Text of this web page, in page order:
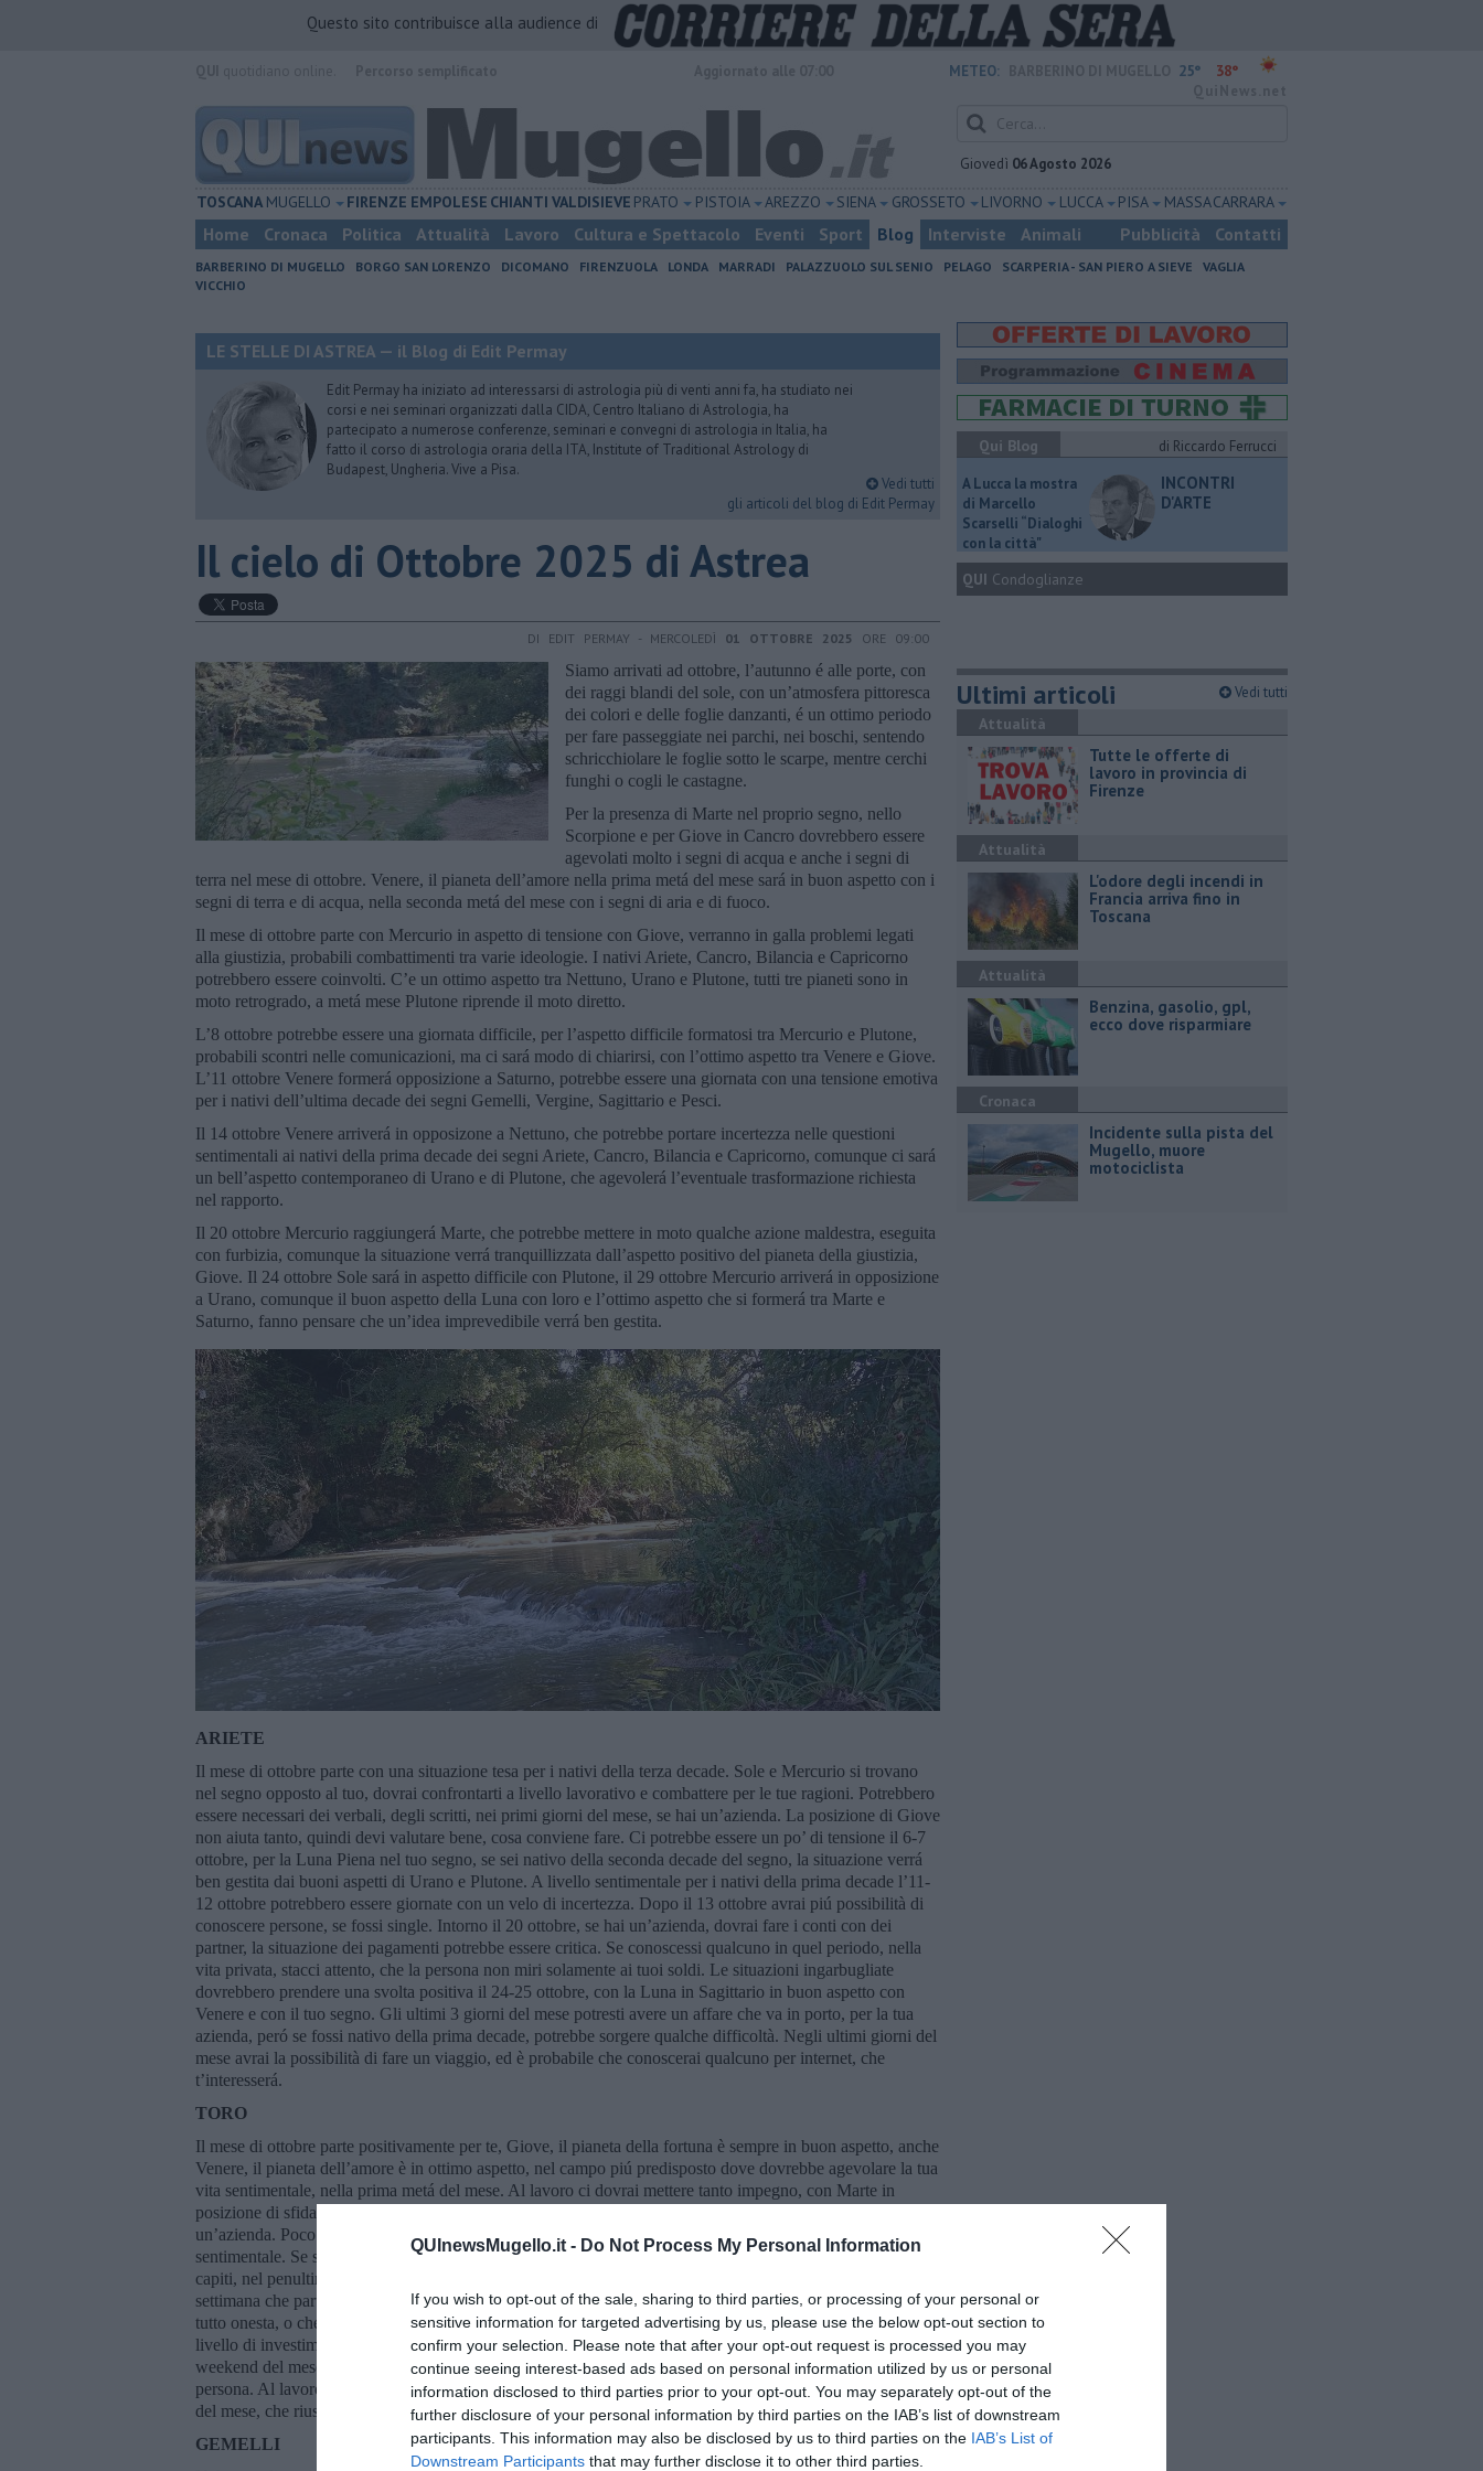
QUInewsMugello.it - Do Not Process My Personal Information
If you wish to opt-out of the sale, sharing to third parties, or processing of your personal or
sensitive information for targeted advertising by us, please use the below opt-out section to
confirm your selection. Please note that after your opt-out request is processed you may
continue seeing interest-based ads based on personal information utilized by us or personal
information disclosed to third parties prior to your opt-out. You may separately opt-out of the
further disclosure of your personal information by third parties on the IAB’s list of downstream
participants. This information may also be disclosed by us to third parties on the IAB’s List of
Downstream Participants that may further disclose it to other third parties.
Questo sito contribuisce alla audience di
METEO: 25° 38°
Giovedì 06 Agosto 2026
TOSCANA MUGELLO FIRENZE EMPOLESE CHIANTI VALDISIEVE PRATO PISTOIA AREZZO SIENA GROSSETO LIVORNO LUCCA PISA MASSA CARRARA
Home Cronaca Politica Attualità Lavoro Cultura e Spettacolo Eventi Sport Blog Interviste Animali Pubblicità Contatti
BARBERINO DI MUGELLO BORGO SAN LORENZO DICOMANO FIRENZUOLA LONDA MARRADI PALAZZUOLO SUL SENIO PELAGO SCARPERIA - SAN PIERO A SIEVE
VAGLIA
VICCHIO
LE STELLE DI ASTREA — il Blog di Edit Permay
Edit Permay ha iniziato ad interessarsi di astrologia più di venti anni fa, ha studiato nei
corsi e nei seminari organizzati dalla CIDA, Centro Italiano di Astrologia, ha
partecipato a numerose conferenze, seminari e convegni di astrologia in Italia, ha
fatto il corso di astrologia oraria della ITA, Institute of Traditional Astrology di
Budapest, Ungheria. Vive a Pisa.
Vedi tutti
gli articoli del blog di Edit Permay
​Il cielo di Ottobre 2025 di Astrea
DI EDIT PERMAY - MERCOLEDÌ 01 OTTOBRE 2025 ORE 09:00
Siamo arrivati ad ottobre, l’autunno é alle porte, con
dei raggi blandi del sole, con un’atmosfera pittoresca
dei colori e delle foglie danzanti, é un ottimo periodo
per fare passeggiate nei parchi, nei boschi, sentendo
schricchiolare le foglie sotto le scarpe, mentre cerchi
funghi o cogli le castagne.
Per la presenza di Marte nel proprio segno, nello
Scorpione e per Giove in Cancro dovrebbero essere
agevolati molto i segni di acqua e anche i segni di
terra nel mese di ottobre. Venere, il pianeta dell’amore nella prima metá del mese sará in buon aspetto con i
segni di terra e di acqua, nella seconda metá del mese con i segni di aria e di fuoco.
Il mese di ottobre parte con Mercurio in aspetto di tensione con Giove, verranno in galla problemi legati
alla giustizia, probabili combattimenti tra varie ideologie. I nativi Ariete, Cancro, Bilancia e Capricorno
potrebbero essere coinvolti. C’e un ottimo aspetto tra Nettuno, Urano e Plutone, tutti tre pianeti sono in
moto retrogrado, a metá mese Plutone riprende il moto diretto.
L’8 ottobre potrebbe essere una giornata difficile, per l’aspetto difficile formatosi tra Mercurio e Plutone,
probabili scontri nelle comunicazioni, ma ci sará modo di chiarirsi, con l’ottimo aspetto tra Venere e Giove.
L’11 ottobre Venere formerá opposizione a Saturno, potrebbe essere una giornata con una tensione emotiva
per i nativi dell’ultima decade dei segni Gemelli, Vergine, Sagittario e Pesci.
Il 14 ottobre Venere arriverá in opposizone a Nettuno, che potrebbe portare incertezza nelle questioni
sentimentali ai nativi della prima decade dei segni Ariete, Cancro, Bilancia e Capricorno, comunque ci sará
un bell’aspetto contemporaneo di Urano e di Plutone, che agevolerá l’eventuale trasformazione richiesta
nel rapporto.
Il 20 ottobre Mercurio raggiungerá Marte, che potrebbe mettere in moto qualche azione maldestra, eseguita
con furbizia, comunque la situazione verrá tranquillizzata dall’aspetto positivo del pianeta della giustizia,
Giove. Il 24 ottobre Sole sará in aspetto difficile con Plutone, il 29 ottobre Mercurio arriverá in opposizione
a Urano, comunque il buon aspetto della Luna con loro e l’ottimo aspetto che si formerá tra Marte e
Saturno, fanno pensare che un’idea imprevedibile verrá ben gestita.
ARIETE
Il mese di ottobre parte con una situazione tesa per i nativi della terza decade. Sole e Mercurio si trovano
nel segno opposto al tuo, dovrai confrontarti a livello lavorativo e combattere per le tue ragioni. Potrebbero
essere necessari dei verbali, degli scritti, nei primi giorni del mese, se hai un’azienda. La posizione di Giove
non aiuta tanto, quindi devi valutare bene, cosa conviene fare. Ci potrebbe essere un po’ di tensione il 6-7
ottobre, per la Luna Piena nel tuo segno, se sei nativo della seconda decade del segno, la situazione verrá
ben gestita dai buoni aspetti di Urano e Plutone. A livello sentimentale per i nativi della prima decade l’11-
12 ottobre potrebbero essere giornate con un velo di incertezza. Dopo il 13 ottobre avrai piú possibilità di
conoscere persone, se fossi single. Intorno il 20 ottobre, se hai un’azienda, dovrai fare i conti con dei
partner, la situazione dei pagamenti potrebbe essere critica. Se conoscessi qualcuno in quel periodo, nella
vita privata, stacci attento, che la persona non miri solamente ai tuoi soldi. Le situazioni ingarbugliate
dovrebbero prendere una svolta positiva il 24-25 ottobre, con la Luna in Sagittario in buon aspetto con
Venere e con il tuo segno. Gli ultimi 3 giorni del mese potresti avere un affare che va in porto, per la tua
azienda, peró se fossi nativo della prima decade, potrebbe sorgere qualche difficoltà. Negli ultimi giorni del
mese avrai la possibilità di fare un viaggio, ed è probabile che conoscerai qualcuno per internet, che
t’interesserá.
TORO
Il mese di ottobre parte positivamente per te, Giove, il pianeta della fortuna è sempre in buon aspetto, anche
Venere, il pianeta dell’amore è in ottimo aspetto, nel campo piú predisposto dove dovrebbe agevolare la tua
vita sentimentale, nella prima metá del mese. Al lavoro ci dovrai mettere tanto impegno, con Marte in
posizione di sfida. Intorno il 10 ottobre dovrebbero andare bene le tue iniziative al lavoro, se hai
un’azienda. Poco prima di metá mese potresti prendere la decisione giusta, riguardo la tua relazione
sentimentale. Se sei single, potresti conoscere qualcuno nell’ambito lavorativo o in un luogo dove di solito
capiti, nel penultimo weekend del mese. Nel lavoro dovrebbero essere giornate molto critiche inizio
settimana che parte il 20 ottobre, c’e una buona probabilità, che dovrai discutere con una persona non del
tutto onesta, o che cercherá di farsi avvalere a tutti i costi, prova ad evitare di cadere nella sua trappola. A
livello di investimento, non è il momento giusto, che tu proceda, almeno fino il 27 ottobre. Nell’ultimo
weekend del mese, se sei single, potresti provare un interesse fisica molto forte nei confronti di una
persona. Al lavoro piccole problematiche inerenti ai soldi potrebbero esserci all’inizio dell’ultima settimana
del mese, che riuscirai a risolvere nei primi giorni di novembre.
GEMELLI
Qui Blog
di Riccardo Ferrucci
A Lucca la mostra
di Marcello
Scarselli “Dialoghi
con la città"
INCONTRI
D'ARTE
QUI Condoglianze
Ultimi articoli Vedi tutti
Attualità
​Tutte le offerte di
lavoro in provincia di
Firenze
Attualità
L'odore degli incendi in
Francia arriva fino in
Toscana
Attualità
​Benzina, gasolio, gpl,
ecco dove risparmiare
Cronaca
Incidente sulla pista del
Mugello, muore
motociclista